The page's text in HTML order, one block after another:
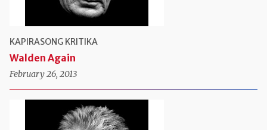
KAPIRASONG KRITIKA
Walden Again
February 26, 2013